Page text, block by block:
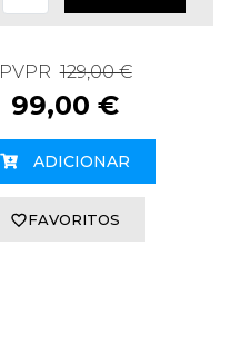
PVPR 129,00 €
99,00 €
ADICIONAR
FAVORITOS